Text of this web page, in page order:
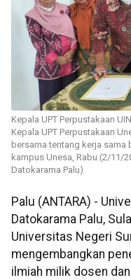
Kepala UPT Perpustakaan
Kepala UPT Perpustakaan
bersama tentang kerja
kampus Unesa, Rabu (2/11/
Datokarama Palu)
Palu (ANTARA) -
Datokarama Palu,
Universitas Negeri
mengembangkan
ilmiah milik dosen